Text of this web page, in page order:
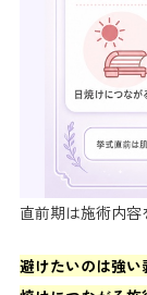
直前期は施術内容
避けたいのは強い